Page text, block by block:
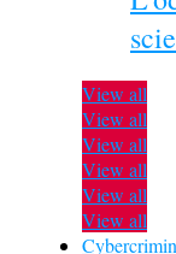
View all
View all
View all
View all
View all
View all